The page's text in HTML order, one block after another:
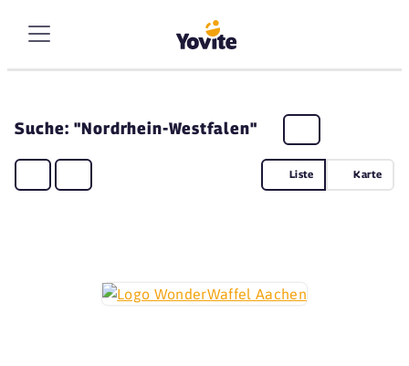
Suche: "Nordrhein-Westfalen"
Liste Karte